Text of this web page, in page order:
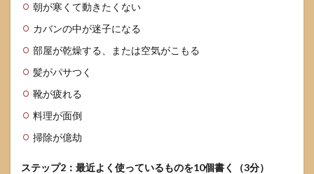
朝が寒くて動きたくない
カバンの中が迷子になる
部屋が乾燥する、または空気がこもる
髪がパサつく
靴が疲れる
料理が面倒
掃除が億劫
ステップ2：最近よく使っているものを10個書く（3分）